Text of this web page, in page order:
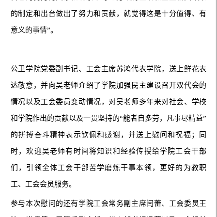
的制定和出台做出了努力和贡献，就觉得这是十分值得、有
意义的事情”。
公卫学院党委副书记、工会主席苏鸿代表学院，送上鲜花表
达敬意，并向吴老师介绍了学院加强民主建设召开双代会的
情况以及工会委员变动情况，对吴老师多年来对社会、学校
和学院作出的贡献以及一贯坚持的“能者自多劳，凡事尽精益”
的拼搏奋斗精神表示钦佩和感谢，并送上慰问和祝福；同
时，欢迎吴老师有时间将知识和经验传授给学院工会干部
们，引领全体工会干部苦学磨炼干事本领，更好的为教职
工、工会会员服务。
参与本次慰问的还有学院工会常务副主席闫蕾、工会委员王